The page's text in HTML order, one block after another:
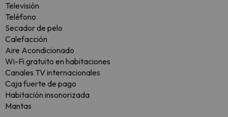
Televisión
Teléfono
Secador de pelo
Calefacción
Aire Acondicionado
Wi-Fi gratuito en habitaciones
Canales TV internacionales
Caja fuerte de pago
Habitación insonorizada
Mantas